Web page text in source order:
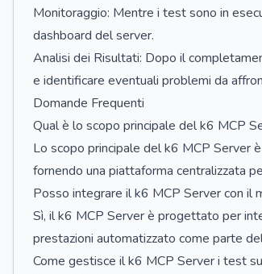
Monitoraggio: Mentre i test sono in
dashboard del server.
Analisi dei Risultati: Dopo il
e identificare eventuali problemi da
Domande Frequenti
Qual è lo scopo principale del k6 MCP
Lo scopo principale del k6 MCP Server
fornendo una piattaforma centralizzata
Posso integrare il k6 MCP Server con il
Sì, il k6 MCP Server è progettato per
prestazioni automatizzato come parte
Come gestisce il k6 MCP Server i test